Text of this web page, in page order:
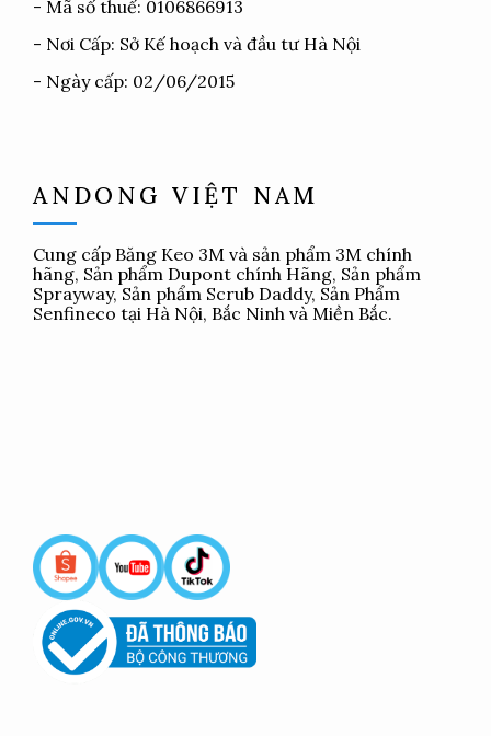
- Mã số thuế: 0106866913
- Nơi Cấp: Sở Kế hoạch và đầu tư Hà Nội
- Ngày cấp: 02/06/2015
ANDONG VIỆT NAM
Cung cấp Băng Keo 3M và sản phẩm 3M chính
hãng, Sản phẩm Dupont chính Hãng, Sản phẩm
Sprayway, Sản phẩm Scrub Daddy, Sản Phẩm
Senfineco tại Hà Nội, Bắc Ninh và Miền Bắc.